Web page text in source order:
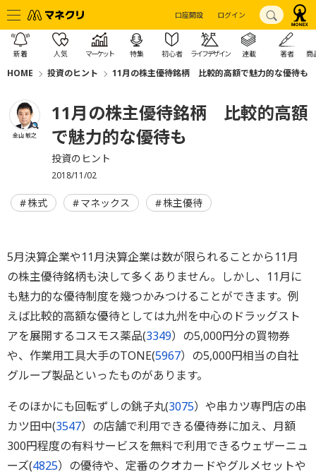
口座開設 ログイン
新着 人気 マーケット 特集 初心者 ライフデザイン 連載 著者 商
HOME 投資のヒント 11月の株主優待銘柄 比較的高額で魅力的な優待も
金山 敏之
11月の株主優待銘柄 比較的高額
で魅力的な優待も
投資のヒント
2018/11/02
株式 マネックス 株主優待
5月決算企業や11月決算企業は数が限られることから11月
の株主優待銘柄も決して多くありません。しかし、11月に
も魅力的な優待制度を幾つかみつけることができます。例
えば比較的高額な優待としては九州を中心のドラッグスト
アを展開するコスモス薬品(3349）の5,000円分の買物券
や、作業用工具大手のTONE(5967）の5,000円相当の自社
グループ製品といったものがあります。
そのほかにも回転ずしの銚子丸(3075）や串カツ専門店の串
カツ田中(3547）の店舗で利用できる優待券に加え、月額
300円程度の有料サービスを無料で利用できるウェザーニュ
ーズ(4825）の優待や、定番のクオカードやグルメセットや